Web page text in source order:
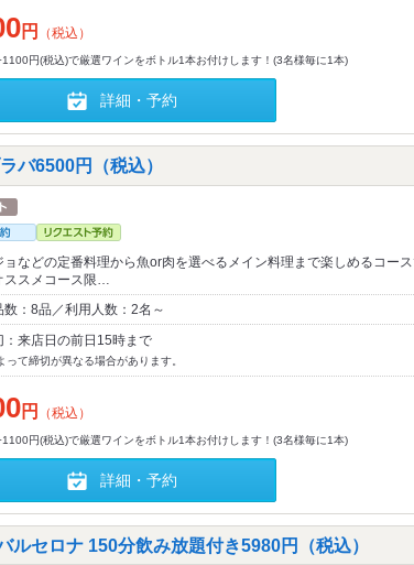
円 （税込）
円(税込)で厳選ワインをボトル1本お付けします！(3名様毎に1本)
詳細・予約
バ6500円（税込）
ョなどの定番料理から魚or肉を選べるメイン料理まで楽しめるコース
ススメコース限…
数：8品／利用人数：2名～
：来店日の前日15時まで
て締切が異なる場合があります。
円 （税込）
円(税込)で厳選ワインをボトル1本お付けします！(3名様毎に1本)
詳細・予約
ルセロナ 150分飲み放題付き5980円（税込）